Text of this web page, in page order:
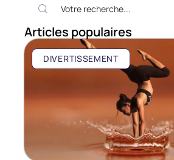
Articles populaires
DIVERTISSEMENT